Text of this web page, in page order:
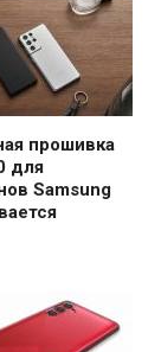
прошивка
для
Samsung